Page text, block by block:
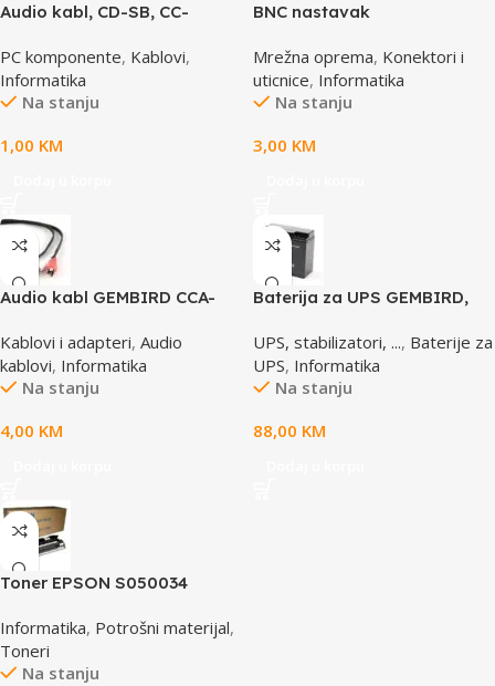
Audio kabl, CD-SB, CC-
PC komponente, Kablovi,
Informatika
Na stanju
1,00 KM
BNC nastavak
Mrežna oprema, Konektori i
uticnice, Informatika
Na stanju
3,00 KM
Audio kabl GEMBIRD CCA-
phono, 1,5m
Kablovi i adapteri, Audio
kablovi, Informatika
Na stanju
4,00 KM
Baterija za UPS GEMBIRD,
UPS, stabilizatori, ..., Baterije za
UPS, Informatika
Na stanju
88,00 KM
Toner EPSON S050034
Informatika, Potrošni materijal,
Toneri
Na stanju